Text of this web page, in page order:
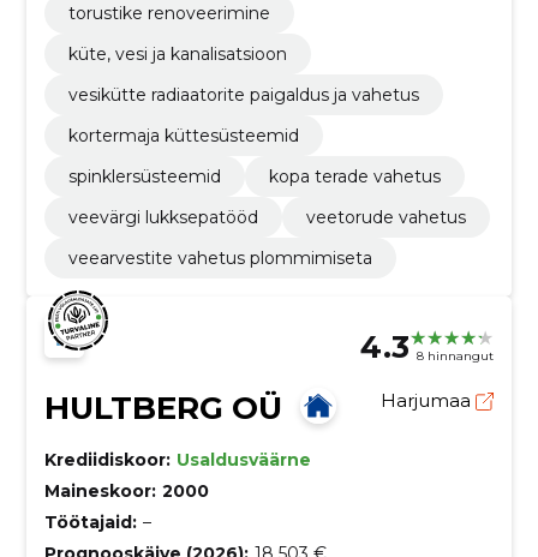
torustike renoveerimine
küte, vesi ja kanalisatsioon
vesikütte radiaatorite paigaldus ja vahetus
kortermaja küttesüsteemid
spinklersüsteemid
kopa terade vahetus
veevärgi lukksepatööd
veetorude vahetus
veearvestite vahetus plommimiseta
4.3 8 hinnangut
HULTBERG OÜ Harjumaa
Krediidiskoor: Usaldusväärne
Maineskoor: 2000
Töötajaid: –